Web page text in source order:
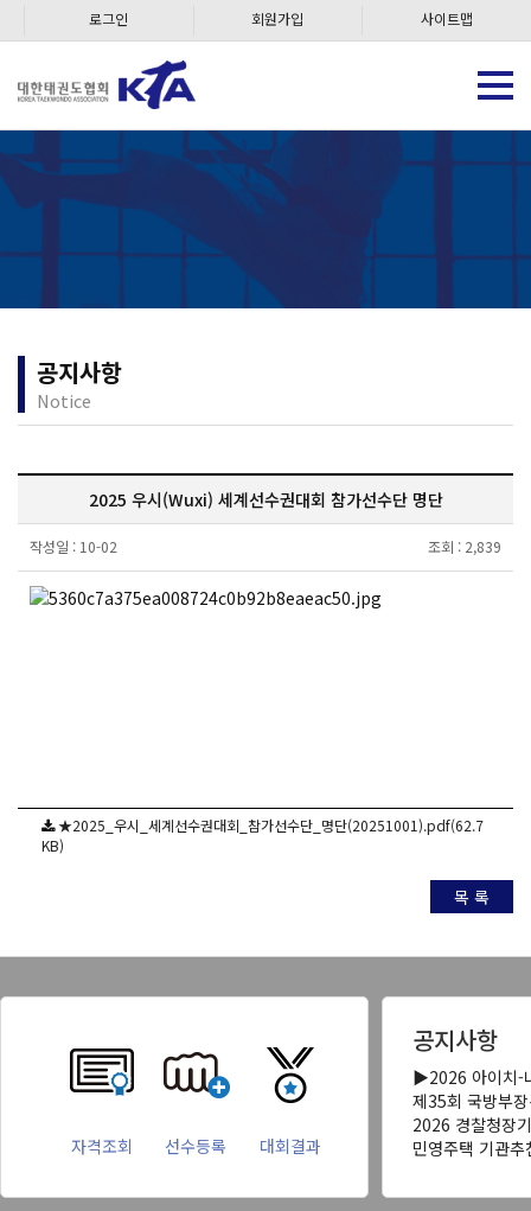
로그인 회원가입 사이트맵
공지사항
Notice
2025 우시(Wuxi) 세계선수권대회 참가선수단 명단
작성일 : 10-02 조회 : 2,839
★2025_우시_세계선수권대회_참가선수단_명단(20251001).pdf(62.7
KB)
목 록
자격조회 선수등록 대회결과
공지사항
▶2026 아이치-
제35회 국방부
2026 경찰청장
민영주택 기관